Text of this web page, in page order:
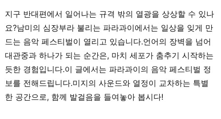
후에는 밴드에서 드럼 등 다양한 악기를 경험. 각종 곡 소개 글을 비롯해,
각지의 음악 페스티벌 소개 기사와 라이브 리포트 등, 자신의 음악 활동
과 지금까지의 업무로 쌓아 온 경험을 바탕으로 매일 기사를 제작하고 있
습니다. 음악은 국내외 록은 물론, 최근에는 J-POP도 폭넓게 즐겨 듣습
니다.
지구 반대편에서 일어나는 규격 밖의 열광을 상상할 수 있나
요?남미의 심장부라 불리는 파라과이에서는 일상을 잊게 만
드는 음악 페스티벌이 열리고 있습니다.언어의 장벽을 넘어
대관중과 하나가 되는 순간은, 마치 세포가 춤추기 시작하는
듯한 경험입니다.이 글에서는 파라과이의 음악 페스티벌 정
보를 전해드립니다.미지의 사운드와 열정이 교차하는 특별
한 공간으로, 함께 발걸음을 들여놓아 봅시다!